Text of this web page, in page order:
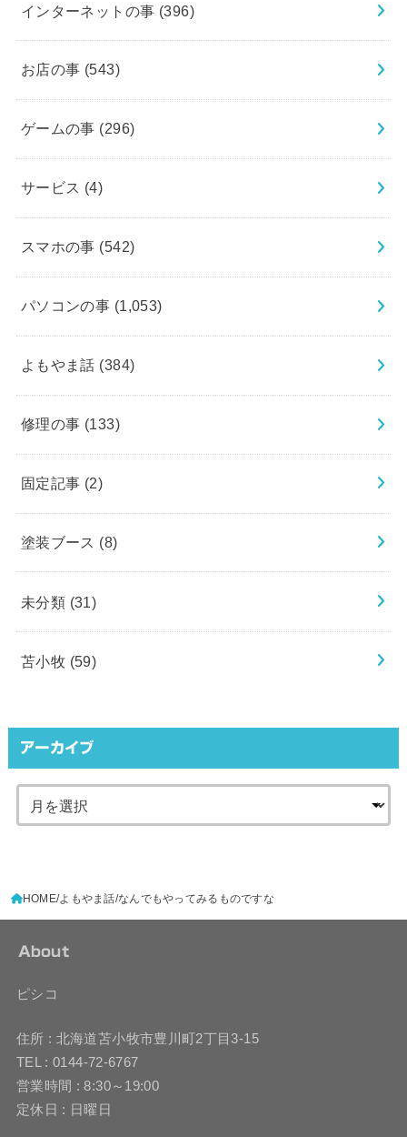
インターネットの事 (396)
お店の事 (543)
ゲームの事 (296)
サービス (4)
スマホの事 (542)
パソコンの事 (1,053)
よもやま話 (384)
修理の事 (133)
固定記事 (2)
塗装ブース (8)
未分類 (31)
苫小牧 (59)
アーカイブ
HOME よもやま話 なんでもやってみるものですな
About
ピシコ
住所 : 北海道苫小牧市豊川町2丁目3-15
TEL : 0144-72-6767
営業時間 : 8:30～19:00
定休日 : 日曜日